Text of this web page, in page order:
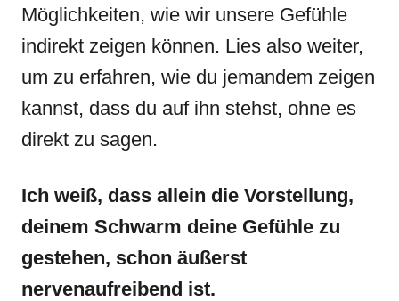
Möglichkeiten, wie wir unsere Gefühle
indirekt zeigen können. Lies also weiter,
um zu erfahren, wie du jemandem zeigen
kannst, dass du auf ihn stehst, ohne es
direkt zu sagen.
Ich weiß, dass allein die Vorstellung,
deinem Schwarm deine Gefühle zu
gestehen, schon äußerst
nervenaufreibend ist.